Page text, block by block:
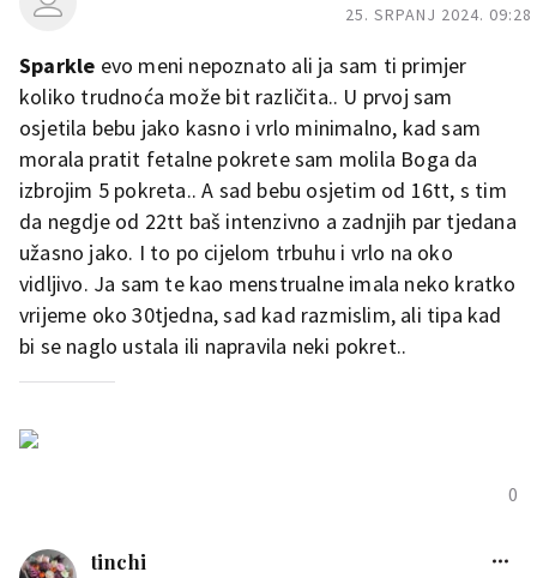
25. SRPANJ 2024. 09:28
Sparkle evo meni nepoznato ali ja sam ti primjer
koliko trudnoća može bit različita.. U prvoj sam
osjetila bebu jako kasno i vrlo minimalno, kad sam
morala pratit fetalne pokrete sam molila Boga da
izbrojim 5 pokreta.. A sad bebu osjetim od 16tt, s tim
da negdje od 22tt baš intenzivno a zadnjih par tjedana
užasno jako. I to po cijelom trbuhu i vrlo na oko
vidljivo. Ja sam te kao menstrualne imala neko kratko
vrijeme oko 30tjedna, sad kad razmislim, ali tipa kad
bi se naglo ustala ili napravila neki pokret..
0
tinchi